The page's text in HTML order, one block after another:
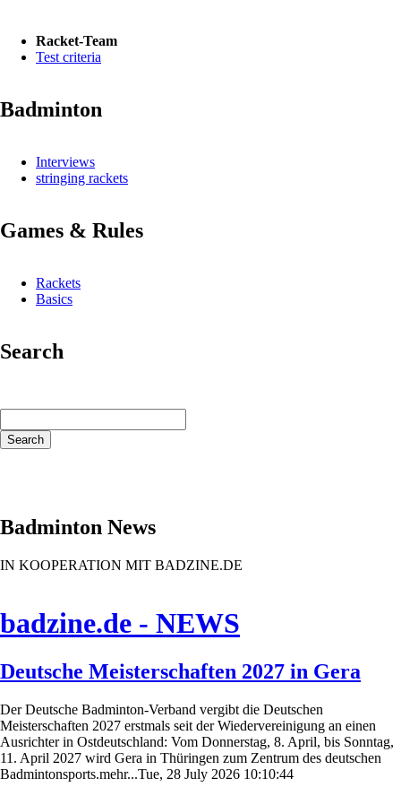
Racket-Team
Test criteria
Badminton
Interviews
stringing rackets
Games & Rules
Rackets
Basics
Search
Search
Badminton News
IN KOOPERATION MIT BADZINE.DE
badzine.de - NEWS
Deutsche Meisterschaften 2027 in Gera
Der Deutsche Badminton-Verband vergibt die Deutschen
Meisterschaften 2027 erstmals seit der Wiedervereinigung an einen
Ausrichter in Ostdeutschland: Vom Donnerstag, 8. April, bis Sonntag,
11. April 2027 wird Gera in Thüringen zum Zentrum des deutschen
Badmintonsports.mehr...Tue, 28 July 2026 10:10:44